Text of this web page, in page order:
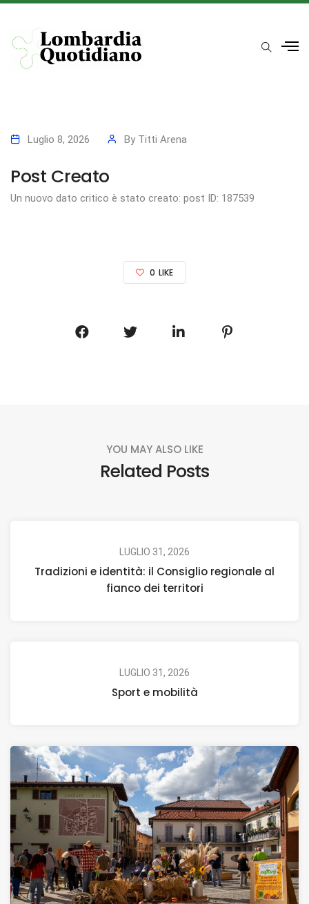
Luglio 8, 2026 By Titti Arena
Post Creato
Un nuovo dato critico è stato creato: post ID: 187539
0 LIKE
YOU MAY ALSO LIKE
Related Posts
LUGLIO 31, 2026
Tradizioni e identità: il Consiglio regionale al
fianco dei territori
LUGLIO 31, 2026
Sport e mobilità